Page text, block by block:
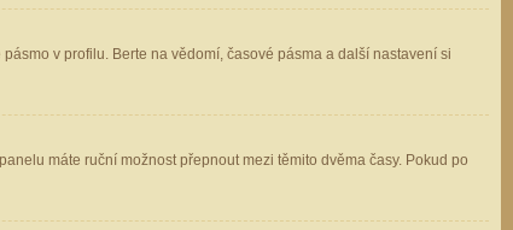
v profilu. Berte na vědomí, časové pásma a další nastavení si
máte ruční možnost přepnout mezi těmito dvěma časy. Pokud po